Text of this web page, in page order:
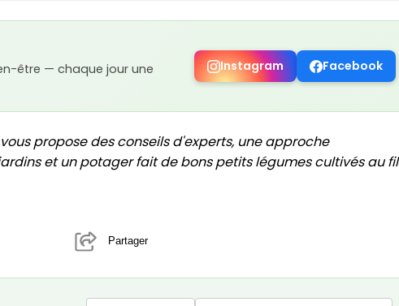
être — chaque jour une
Instagram Facebook
propose des conseils d'experts, une approche
et un potager fait de bons petits légumes cultivés au fil
Partager